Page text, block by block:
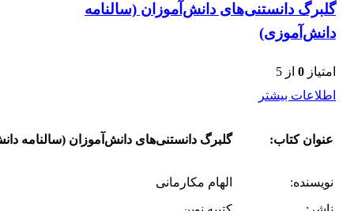
گلبرگ دانستنی‌های دانش‌آموزان (سالنامه
دانش‌آموزی)
امتیاز 0 از 5
اطلاعات بیشتر
عنوان کتاب: گلبرگ دانستنی‌های دانش‌آموزان (سالنامه
نویسنده:
الهام مکارمانی